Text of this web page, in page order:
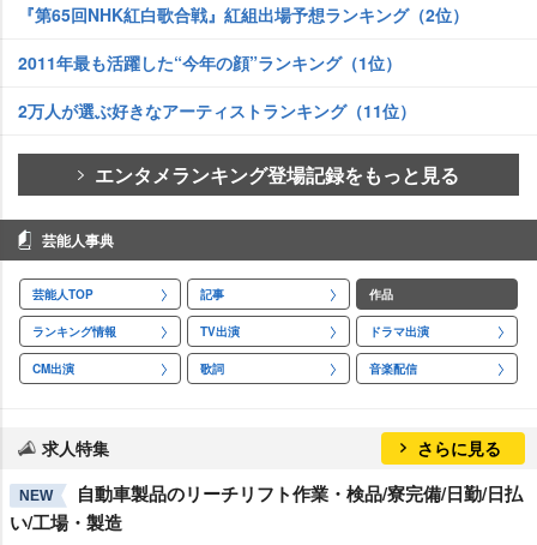
『第65回NHK紅白歌合戦』紅組出場予想ランキング（2位）
2011年最も活躍した“今年の顔”ランキング（1位）
2万人が選ぶ好きなアーティストランキング（11位）
エンタメランキング登場記録をもっと見る
芸能人事典
芸能人TOP 記事 作品
ランキング情報 TV出演 ドラマ出演
CM出演 歌詞 音楽配信
求人特集 さらに見る
NEW
自動車製品のリーチリフト作業・検品/寮完備/日勤/日払
い/工場・製造